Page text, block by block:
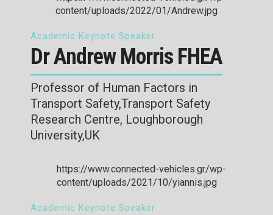
Academic Keynote Speaker
Dr Andrew Morris FHEA
Professor of Human Factors in
Transport Safety,Transport Safety
Research Centre, Loughborough
University,UK
Academic Keynote Speaker